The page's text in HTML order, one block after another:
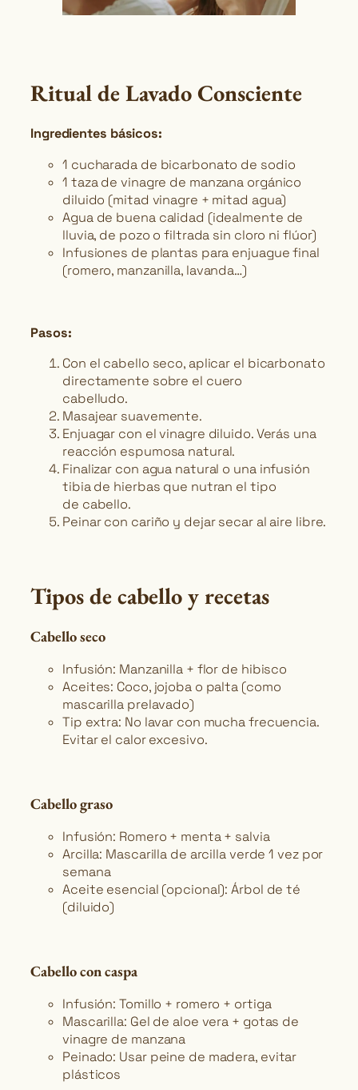
Ritual de Lavado Consciente
Ingredientes básicos:
1 cucharada de bicarbonato de sodio
1 taza de vinagre de manzana orgánico
diluido (mitad vinagre + mitad agua)
Agua de buena calidad (idealmente de
lluvia, de pozo o filtrada sin cloro ni flúor)
Infusiones de plantas para enjuague final
(romero, manzanilla, lavanda…)
Pasos:
Con el cabello seco, aplicar el bicarbonato
directamente sobre el cuero
cabelludo.
Masajear suavemente.
Enjuagar con el vinagre diluido. Verás una
reacción espumosa natural.
Finalizar con agua natural o una infusión
tibia de hierbas que nutran el tipo
de cabello.
Peinar con cariño y dejar secar al aire libre.
Tipos de cabello y recetas
Cabello seco
Infusión: Manzanilla + flor de hibisco
Aceites: Coco, jojoba o palta (como
mascarilla prelavado)
Tip extra: No lavar con mucha frecuencia.
Evitar el calor excesivo.
Cabello graso
Infusión: Romero + menta + salvia
Arcilla: Mascarilla de arcilla verde 1 vez por
semana
Aceite esencial (opcional): Árbol de té
(diluido)
Cabello con caspa
Infusión: Tomillo + romero + ortiga
Mascarilla: Gel de aloe vera + gotas de
vinagre de manzana
Peinado: Usar peine de madera, evitar
plásticos